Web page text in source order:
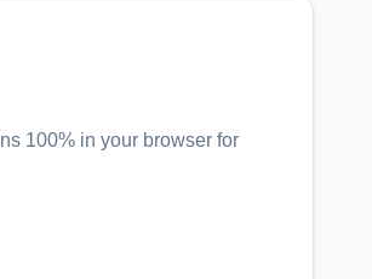
100% in your browser for